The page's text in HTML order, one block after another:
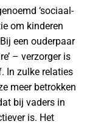
‘sociaal-
om kinderen
een ouderpaar
– verzorger is
In zulke relaties
meer betrokken
bij vaders in
is. Het